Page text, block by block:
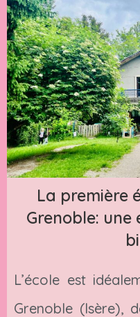
La première
Grenoble: une
L’école est
Grenoble (Isère),